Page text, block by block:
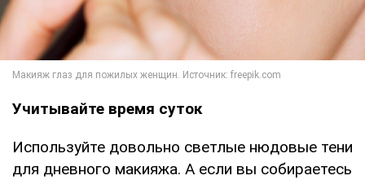
Учитывайте время суток
Используйте довольно светлые нюдовые тени
для дневного макияжа. А если вы собираетесь